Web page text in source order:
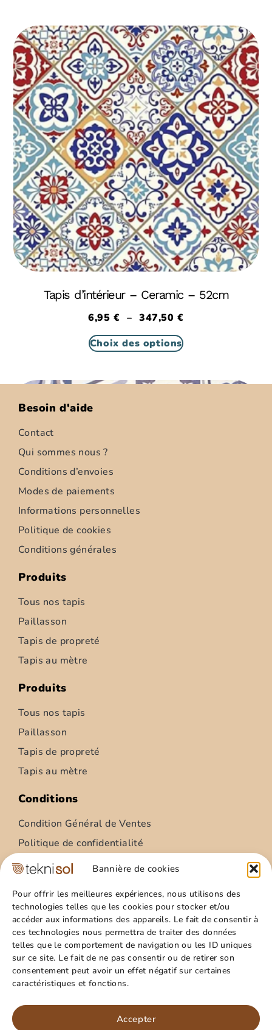
Bannière de cookies
Pour offrir les meilleures expériences, nous utilisons des
technologies telles que les cookies pour stocker et/ou
accéder aux informations des appareils. Le fait de consentir à
ces technologies nous permettra de traiter des données
telles que le comportement de navigation ou les ID uniques
sur ce site. Le fait de ne pas consentir ou de retirer son
consentement peut avoir un effet négatif sur certaines
caractéristiques et fonctions.
Accepter
Tapis d’intérieur – Ceramic – 52cm
6,95€ – 347,50€
Choix des options
Tapis d’intérieur – Ziemia – 52cm
Paillasson – relief palmes – 40x60cm
15,99€
Besoin d'aide
Contact
Qui sommes nous ?
Conditions d’envoies
Modes de paiements
Informations personnelles
Politique de cookies
Conditions générales
Produits
Tous nos tapis
Paillasson
Tapis de propreté
Tapis au mètre
Produits
Tous nos tapis
Paillasson
Tapis de propreté
Tapis au mètre
Conditions
Condition Général de Ventes
Politique de confidentialité
Condition Général Utilisation
Site
Qui sommes nous ?
Guide pratique
Favoris